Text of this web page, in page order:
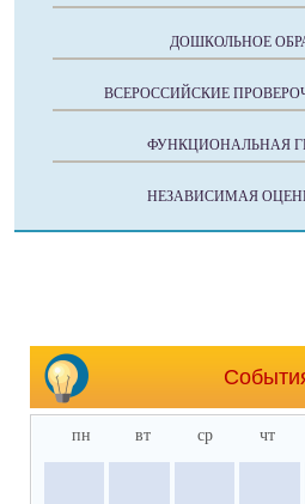
ДОШКОЛЬНОЕ
ВСЕРОССИЙСКИЕ
ФУНКЦИОНАЛЬНАЯ
НЕЗАВИСИМАЯ
пн вт ср чт